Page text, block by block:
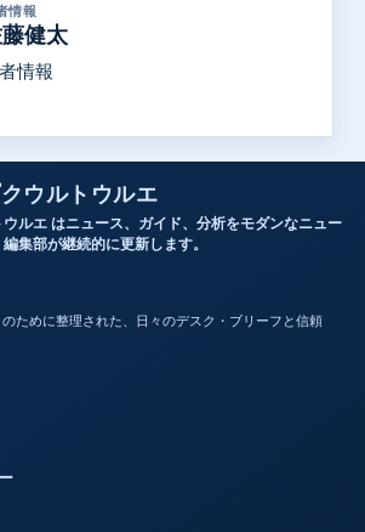
情報
健太
情報
ウルトウルエ
ルエ はニュース、ガイド、分析をモダンなニュー
集部が継続的に更新します。
ために整理された、日々のデスク・ブリーフと信頼